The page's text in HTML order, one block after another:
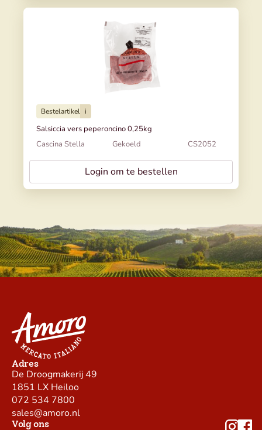
Bestelartikel i
Salsiccia vers peperoncino 0,25kg
Cascina Stella
Gekoeld CS2052
Login om te bestellen
Adres
De Droogmakerij 49
1851 LX Heiloo
072 534 7800
sales@amoro.nl
Volg ons